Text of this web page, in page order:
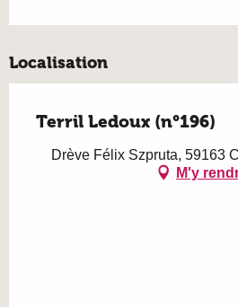
Localisation
Terril Ledoux (n°196)
Drève Félix Szpruta, 59163
M'y